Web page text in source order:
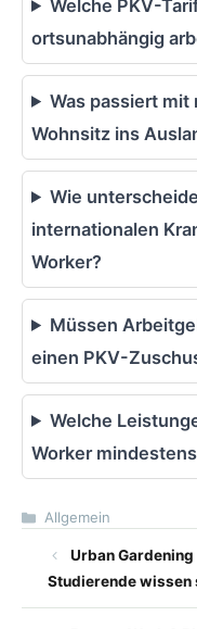
Welche PKV-
ortsunabhängig
Was passiert mit
Wohnsitz ins
Wie
internationalen
Worker?
Müssen
einen PKV-
Welche
Worker
Kategorien
Allgemein
Urban
Studierende wissen